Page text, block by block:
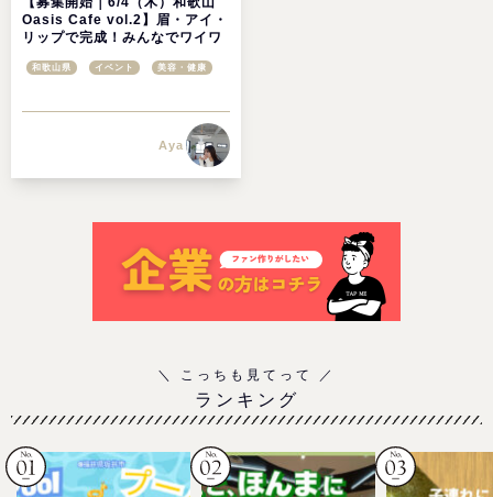
Oasis Cafe vol.2】眉・アイ・
リップで完成！みんなでワイワ
Park Biz WAKAYAMA
和歌山県 イベント 美容・健康
Aya
ランキング